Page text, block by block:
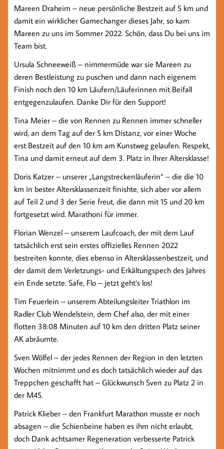
Mareen Draheim – neue persönliche Bestzeit auf 5 km und
damit ein wirklicher Gamechanger dieses Jahr, so kam
Mareen zu uns im Sommer 2022. Schön, dass Du bei uns im
Team bist.
Ursula Schneeweiß – nimmermüde war sie Mareen zu
deren Bestleistung zu puschen und dann nach eigenem
Finish noch den 10 km Läufern/Läuferinnen mit Beifall
entgegenzulaufen. Danke Dir für den Support!
Tina Meier – die von Rennen zu Rennen immer schneller
wird, an dem Tag auf der 5 km Distanz, vor einer Woche
erst Bestzeit auf den 10 km am Kunstweg gelaufen. Respekt,
Tina und damit erneut auf dem 3. Platz in Ihrer Altersklasse!
Doris Katzer – unserer „Langstreckenläuferin“ – die die 10
km in bester Altersklassenzeit finishte, sich aber vor allem
auf Teil 2 und 3 der Serie freut, die dann mit 15 und 20 km
fortgesetzt wird. Marathoni für immer.
Florian Wenzel – unserem Laufcoach, der mit dem Lauf
tatsächlich erst sein erstes offizielles Rennen 2022
bestreiten konnte, dies ebenso in Altersklassenbestzeit, und
der damit dem Verletzungs- und Erkältungspech des Jahres
ein Ende setzte. Safe, Flo – jetzt geht’s los!
Tim Feuerlein – unserem Abteilungsleiter Triathlon im
Radler Club Wendelstein, dem Chef also, der mit einer
flotten 38:08 Minuten auf 10 km den dritten Platz seiner
AK abräumte.
Sven Wölfel – der jedes Rennen der Region in den letzten
Wochen mitnimmt und es doch tatsächlich wieder auf das
Treppchen geschafft hat – Glückwunsch Sven zu Platz 2 in
der M45.
Patrick Klieber – den Frankfurt Marathon musste er noch
absagen – die Schienbeine haben es ihm nicht erlaubt,
doch Dank achtsamer Regeneration verbesserte Patrick